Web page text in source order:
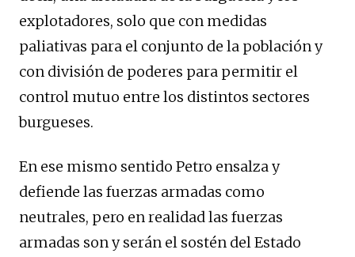
explotadores, solo que con medidas
paliativas para el conjunto de la población y
con división de poderes para permitir el
control mutuo entre los distintos sectores
burgueses.
En ese mismo sentido Petro ensalza y
defiende las fuerzas armadas como
neutrales, pero en realidad las fuerzas
armadas son y serán el sostén del Estado